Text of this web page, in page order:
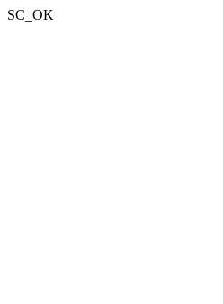
SC_OK